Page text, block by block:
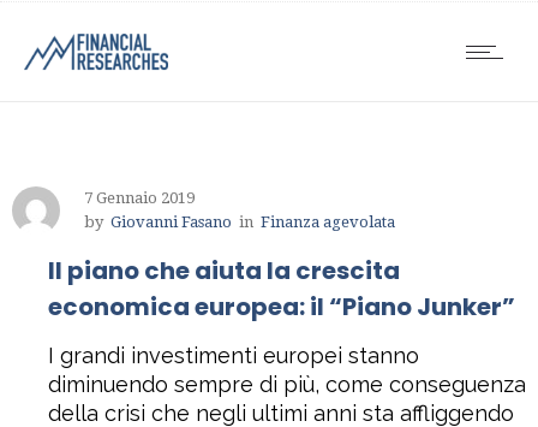
7 Gennaio 2019
by Giovanni Fasano in Finanza agevolata
Il piano che aiuta la crescita
economica europea: il “Piano Junker”
I grandi investimenti europei stanno
diminuendo sempre di più, come conseguenza
della crisi che negli ultimi anni sta affliggendo